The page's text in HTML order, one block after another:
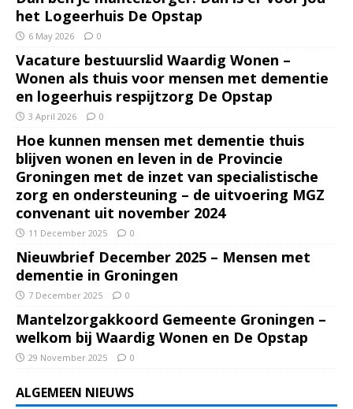
het Logeerhuis De Opstap
6 May 2026 0
Vacature bestuurslid Waardig Wonen –
Wonen als thuis voor mensen met dementie
en logeerhuis respijtzorg De Opstap
3 April 2026 0
Hoe kunnen mensen met dementie thuis
blijven wonen en leven in de Provincie
Groningen met de inzet van specialistische
zorg en ondersteuning – de uitvoering MGZ
convenant uit november 2024
11 December 2025 0
Nieuwbrief December 2025 – Mensen met
dementie in Groningen
7 December 2025 0
Mantelzorgakkoord Gemeente Groningen –
welkom bij Waardig Wonen en De Opstap
29 November 2025 0
ALGEMEEN NIEUWS